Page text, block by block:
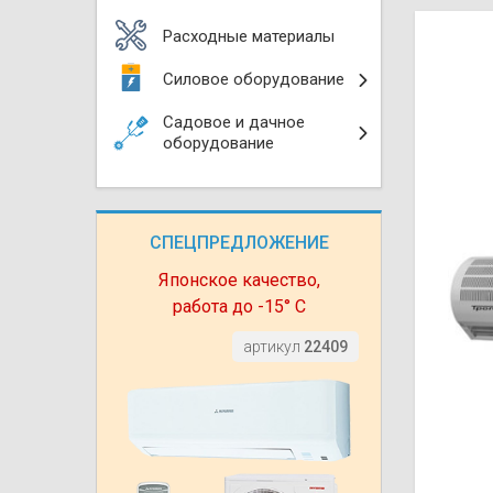
Расходные материалы
Силовое оборудование
Садовое и дачное
оборудование
СПЕЦПРЕДЛОЖЕНИЕ
Японское качество,
работа до -15° С
артикул 22409
Моноблоки
VRF
Компрессорно-
Чиллеры
Сушилки для рук
Бензотриммеры
Газонокосилки
Газонокосилки
Измельчители